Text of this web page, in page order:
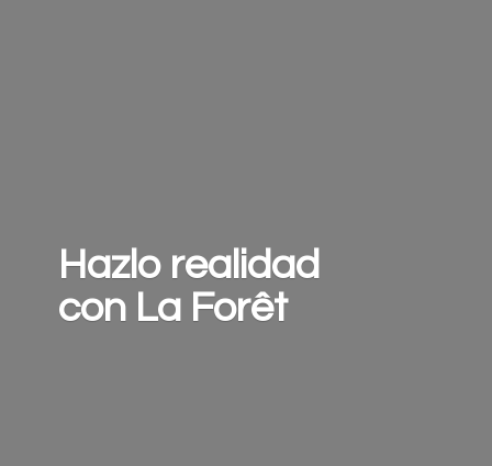
Hazlo realidad
con La Forêt